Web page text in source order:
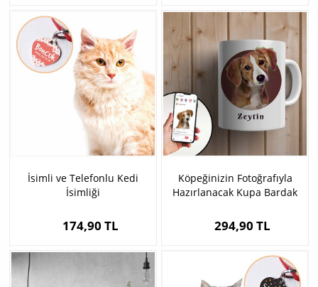
İsimli ve Telefonlu Kedi
İsimliği
174,90 TL
Köpeğinizin Fotoğrafıyla
Hazırlanacak Kupa Bardak
294,90 TL